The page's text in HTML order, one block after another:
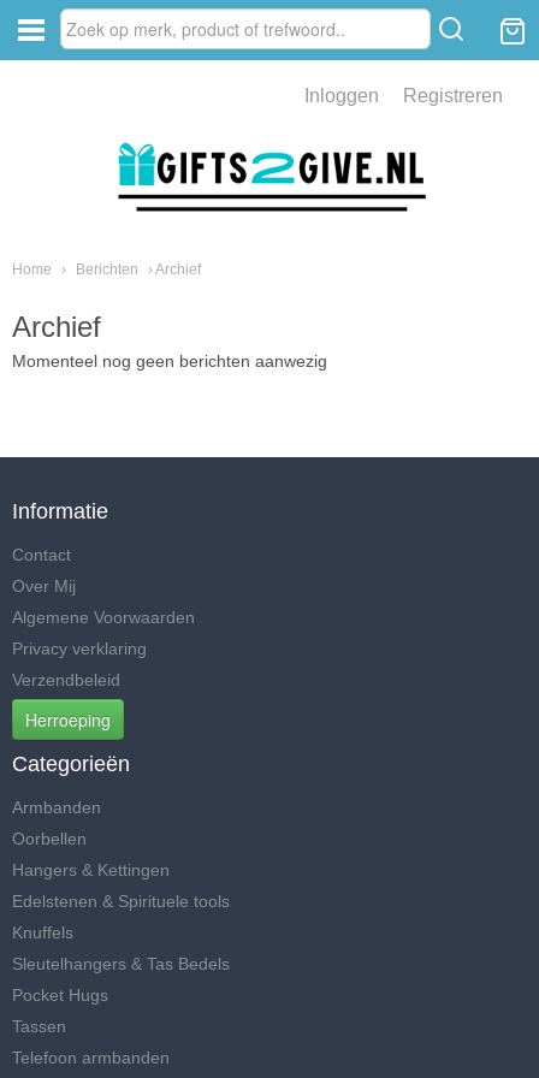
Inloggen Registreren
Home › Berichten › Archief
Archief
Momenteel nog geen berichten aanwezig
Informatie
Contact
Over Mij
Algemene Voorwaarden
Privacy verklaring
Verzendbeleid
Herroeping
Categorieën
Armbanden
Oorbellen
Hangers & Kettingen
Edelstenen & Spirituele tools
Knuffels
Sleutelhangers & Tas Bedels
Pocket Hugs
Tassen
Telefoon armbanden